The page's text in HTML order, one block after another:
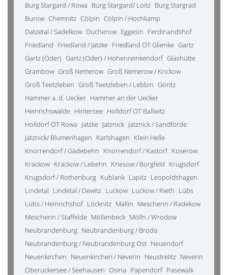
Burg Stargard / Rowa Burg Stargard/ Loitz Burg Stargrad
Burow Chemnitz Cölpin Cölpin / Hochkamp
Datzetal / Sadelkow Ducherow Eggesin Ferdinandshof
Friedland Friedland / Jatzke Friedland OT Glienke Gartz
Gartz (Oder) Gartz (Oder) / Hohenreinkendorf Glashütte
Grambow Groß Nemerow Groß Nemerow / Krickow
Groß Teetzleben Groß Teetzleben / Lebbin Göritz
Hammer a. d. Uecker Hammer an der Uecker
Heinrichswalde Hintersee Holldorf OT Ballwitz
Holldorf OT Rowa Jatzke Jatznick Jatznick / Sandförde
Jatznick/ Blumenhagen Karlshagen Klein Helle
Knorrendorf / Gädebehn Knorrendorf / Kastorf Koserow
Krackow Krackow / Lebehn Kriesow / Borgfeld Krugsdorf
Krugsdorf / Rothenburg Kublank Lapitz Leopoldshagen
Lindetal Lindetal / Dewitz Luckow Luckow / Rieth Lübs
Lübs / Heinrichshof Löcknitz Mallin Mescherin / Radekow
Mescherin / Staffelde Möllenbeck Mölln / Wrodow
Neubrandenburg Neubrandenburg / Broda
Neubrandenburg / Neubrandenburg Ost Neuendorf
Neuenkirchen Neuenkirchen / Neverin Neustrelitz Neverin
Oberuckersee / Seehausen Osina Papendorf Pasewalk